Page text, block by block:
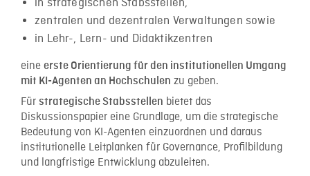
zentralen und dezentralen Verwaltungen sowie
in Lehr-, Lern- und Didaktikzentren
eine erste Orientierung für den institutionellen Umgang
mit KI-Agenten an Hochschulen zu geben.
Für strategische Stabsstellen bietet das
Diskussionspapier eine Grundlage, um die strategische
Bedeutung von KI-Agenten einzuordnen und daraus
institutionelle Leitplanken für Governance, Profilbildung
und langfristige Entwicklung abzuleiten.